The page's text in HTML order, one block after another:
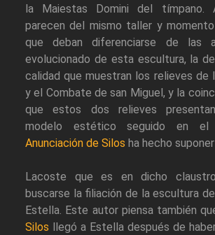
la Maiestas Domini del tímpano.
parecen del mismo taller y
que deban diferenciarse de las
evolucionado de esta escultura, la
calidad que muestran los relieves de
y el Combate de san Miguel, y la
que estos dos relieves
modelo estético seguido en
Anunciación de Silos ha hecho
Lacoste que es en dicho
buscarse la filiación de la escultura
Estella. Este autor piensa también
Silos llegó a Estella después de